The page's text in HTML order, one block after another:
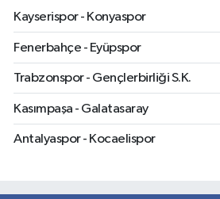
Kayserispor - Konyaspor
Fenerbahçe - Eyüpspor
Trabzonspor - Gençlerbirliği S.K.
Kasımpaşa - Galatasaray
Antalyaspor - Kocaelispor